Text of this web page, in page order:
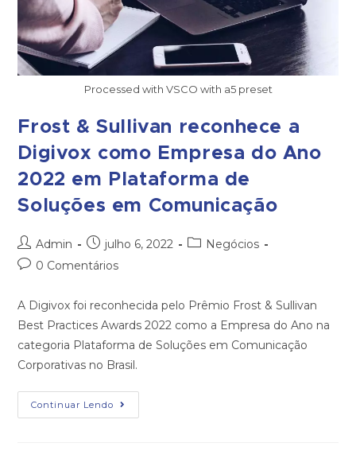
Processed with VSCO with a5 preset
Frost & Sullivan reconhece a
Digivox como Empresa do Ano
2022 em Plataforma de
Soluções em Comunicação
Admin julho 6, 2022
Negócios
0 Comentários
A Digivox foi reconhecida pelo Prêmio Frost & Sullivan
Best Practices Awards 2022 como a Empresa do Ano na
categoria Plataforma de Soluções em Comunicação
Corporativas no Brasil.
Continuar Lendo